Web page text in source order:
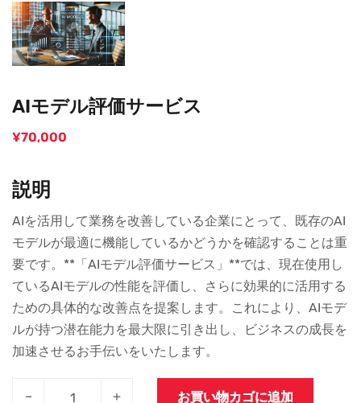
AIモデル評価サービス
¥70,000
説明
AIを活用して業務を改善している企業にとって、既存のAI
モデルが最適に機能しているかどうかを確認することは重
要です。**「AIモデル評価サービス」**では、現在使用し
ているAIモデルの性能を評価し、さらに効果的に活用する
ための具体的な改善点を提案します。これにより、AIモデ
ルが持つ潜在能力を最大限に引き出し、ビジネスの成長を
加速させるお手伝いをいたします。
– + お買い物カゴに追加